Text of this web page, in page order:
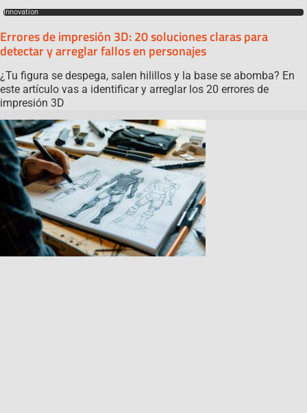
Innovation
Errores de impresión 3D: 20 soluciones claras para
detectar y arreglar fallos en personajes
¿Tu figura se despega, salen hilillos y la base se abomba? En
este artículo vas a identificar y arreglar los 20 errores de
impresión 3D